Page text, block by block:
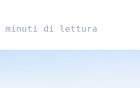
minuti di lettura